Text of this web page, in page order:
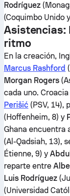
Rodríguez
(Coquimbo Unido
Asistencias:
ritmo
En la creación,
Marcus Rashford
Morgan Rogers
cada uno.
Perišić (PSV, 14),
(Hoffenheim, 8) y
Ghana encuentra
(Al-Qadsiah, 13),
Étienne, 9) y
reparte entre
Luis Rodríguez
(Universidad